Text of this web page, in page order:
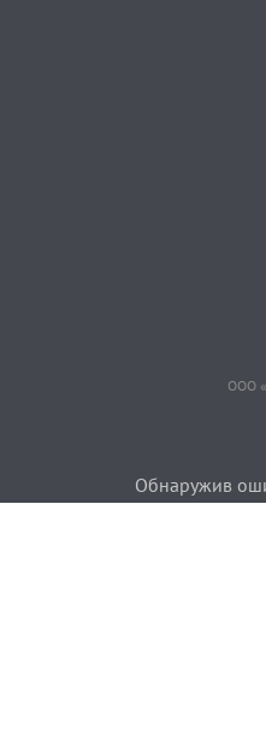
ООО
Обнаружив